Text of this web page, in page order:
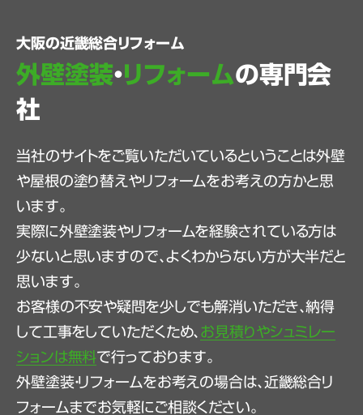
大阪の近畿総合リフォーム
外壁塗装・リフォームの専門会
社
当社のサイトをご覧いただいているということは外壁
や屋根の塗り替えやリフォームをお考えの方かと思
います。
実際に外壁塗装やリフォームを経験されている方は
少ないと思いますので、よくわからない方が大半だと
思います。
お客様の不安や疑問を少しでも解消いただき、納得
して工事をしていただくため、 お見積りやシュミレー
ションは無料で行っております。
外壁塗装・リフォームをお考えの場合は、近畿総合リ
フォームまでお気軽にご相談ください。